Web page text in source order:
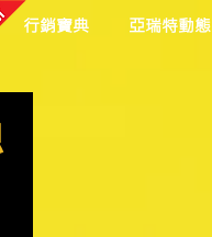
行銷寶典 亞瑞特動態